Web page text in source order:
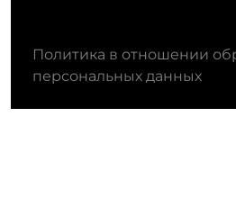
Политика в отношении
персональных данных